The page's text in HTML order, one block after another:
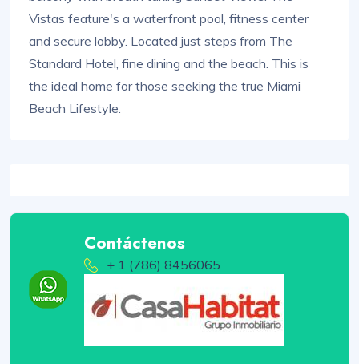
Vistas feature's a waterfront pool, fitness center
and secure lobby. Located just steps from The
Standard Hotel, fine dining and the beach. This is
the ideal home for those seeking the true Miami
Beach Lifestyle.
Contáctenos
+ 1 (786) 8456065